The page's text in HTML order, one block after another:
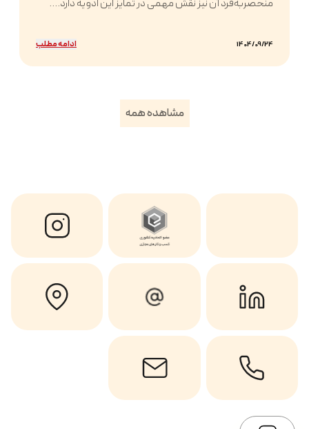
منحصربه‌فرد آن نیز نقش مهمی در تمایز این ادویه دارد....
1404/09/24 ادامه مطلب
مشاهده همه